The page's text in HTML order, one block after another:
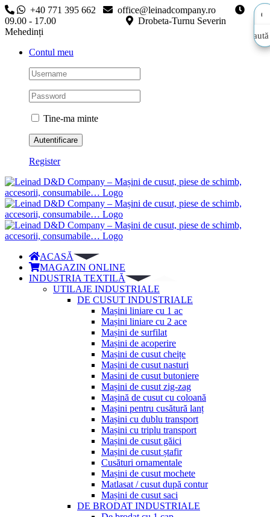
Skip
to
content
+40 771 395 662
office@leinadcompany.ro
09.00 - 17.00
Drobeta-Turnu Severin
Mehedinți
Contul meu
Tine-ma minte
Register
ACASĂ
MAGAZIN ONLINE
INDUSTRIA TEXTILĂ
UTILAJE INDUSTRIALE
DE CUSUT INDUSTRIALE
Mașini liniare cu 1 ac
Mașini liniare cu 2 ace
Mașini de surfilat
Mașini de acoperire
Mașini de cusut cheițe
Mașini de cusut nasturi
Masini de cusut butoniere
Mașini de cusut zig-zag
Mașină de cusut cu coloană
Mașini pentru cusătură lanț
Mașini cu dublu transport
Mașini cu triplu transport
Mașini de cusut găici
Mașini de cusut ștafir
Cusături ornamentale
Mașini de cusut mochete
Matlasat / cusut după contur
Mașini de cusut saci
DE BRODAT INDUSTRIALE
Caută
Caută